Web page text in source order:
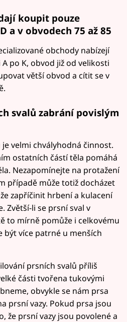
koupit pouze
a v obvodech 75 až 85
obchody nabízejí
po K, obvod již od velikosti
větší obvod a cítit se v
svalů zabrání povislým
velmi chvályhodná činnost.
ostatních částí těla pomáhá
Nezapomínejte na protažení
případě může totiž docházet
zapříčinit hrbení a kulacení
Zvětší-li se prsní sval v
to mírně pomůže i celkovému
být více patrné u menších
prsních svalů příliš
části tvořena tukovými
obvykle se nám prsa
prsní vazy. Pokud prsa jsou
že prsní vazy jsou povolené a